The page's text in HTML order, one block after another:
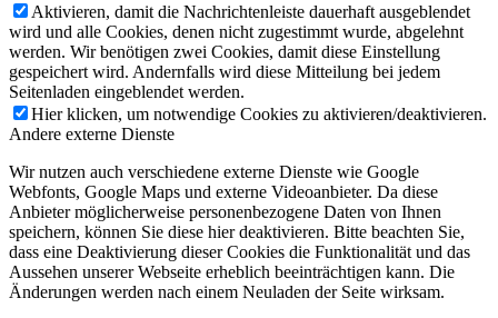
Aktivieren, damit die Nachrichtenleiste dauerhaft ausgeblendet
wird und alle Cookies, denen nicht zugestimmt wurde, abgelehnt
werden. Wir benötigen zwei Cookies, damit diese Einstellung
gespeichert wird. Andernfalls wird diese Mitteilung bei jedem
Seitenladen eingeblendet werden.
Hier klicken, um notwendige Cookies zu aktivieren/deaktivieren.
Andere externe Dienste
Wir nutzen auch verschiedene externe Dienste wie Google
Webfonts, Google Maps und externe Videoanbieter. Da diese
Anbieter möglicherweise personenbezogene Daten von Ihnen
speichern, können Sie diese hier deaktivieren. Bitte beachten Sie,
dass eine Deaktivierung dieser Cookies die Funktionalität und das
Aussehen unserer Webseite erheblich beeinträchtigen kann. Die
Änderungen werden nach einem Neuladen der Seite wirksam.